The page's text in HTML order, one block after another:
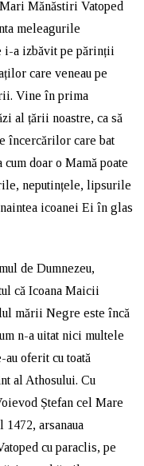
Mănăstiri Vatoped
meleagurile
i-a izbăvit pe părinții
care veneau pe
Vine în prima
al țării noastre, ca să
încercărilor care bat
doar o Mamă poate
neputințele, lipsurile
icoanei Ei în glas
de Dumnezeu,
că Icoana Maicii
mării Negre este încă
n-a uitat nici multele
oferit cu toată
al Athosului. Cu
Ștefan cel Mare
arsanaua
cu paraclis, pe